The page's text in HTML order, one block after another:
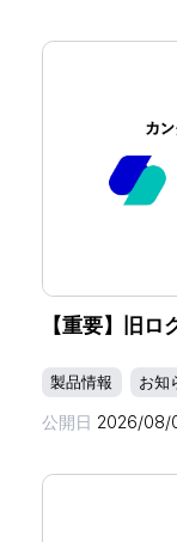
【重要】旧
製品情報 お知
公開日 2026/08/